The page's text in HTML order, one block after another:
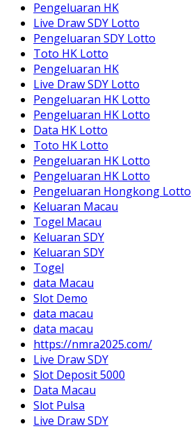
Pengeluaran HK
Live Draw SDY Lotto
Pengeluaran SDY Lotto
Toto HK Lotto
Pengeluaran HK
Live Draw SDY Lotto
Pengeluaran HK Lotto
Pengeluaran HK Lotto
Data HK Lotto
Toto HK Lotto
Pengeluaran HK Lotto
Pengeluaran HK Lotto
Pengeluaran Hongkong Lotto
Keluaran Macau
Togel Macau
Keluaran SDY
Keluaran SDY
Togel
data Macau
Slot Demo
data macau
data macau
https://nmra2025.com/
Live Draw SDY
Slot Deposit 5000
Data Macau
Slot Pulsa
Live Draw SDY